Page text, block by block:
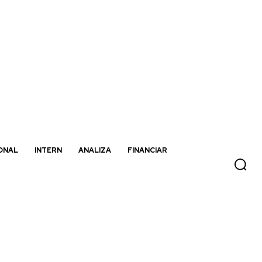
INTERN ANALIZA FINANCIAR